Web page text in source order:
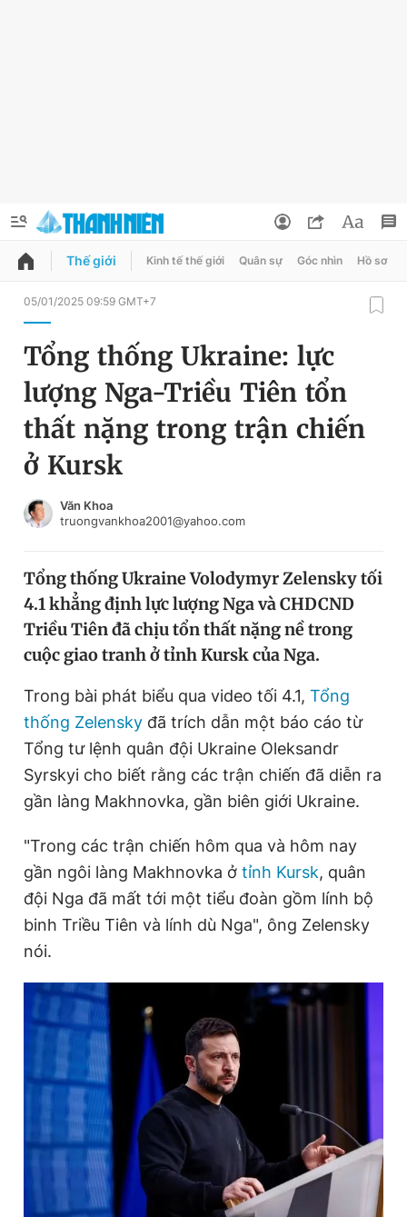
QUẢNG CÁO
Chuyên mục
Chuyên mục khác
Chào ngày mới
Tin thị trường Tin 360
Video Magazine
Sản phẩm khác
Tiện ích Bạn cần biết
Thông tin tòa soạn Liên hệ quảng cáo
Đọc Thanh Niên trên điện thoại
Theo dõi báo trên
0906 645 777
Liên hệ quảng cáo
0908 780 404
Quảng cáo RSS Tòa soạn Chính sách bảo
Tổng biên tập: Nguyễn Ngọc Toàn
Phó tổng biên tập thường trực: Hải Thành
Phó tổng biên tập: Lâm Hiếu Dũng
Phó tổng biên tập: Trần Việt Hưng
Tổng thư ký tòa soạn: Đức Trung
Đổi mật khẩu
Tin đã lưu
Tin đã xem
Thế giới Kinh tế thế giới Quân sự Góc nhìn Hồ sơ
05/01/2025 09:59 GMT+7
Tổng thống Ukraine: lực
lượng Nga-Triều Tiên tổn
thất nặng trong trận chiến
ở Kursk
Văn Khoa
truongvankhoa2001@yahoo.com
Tổng thống Ukraine Volodymyr Zelensky tối
4.1 khẳng định lực lượng Nga và CHDCND
Triều Tiên đã chịu tổn thất nặng nề trong
cuộc giao tranh ở tỉnh Kursk của Nga.
Trong bài phát biểu qua video tối 4.1, Tổng
thống Zelensky đã trích dẫn một báo cáo từ
Tổng tư lệnh quân đội Ukraine Oleksandr
Syrskyi cho biết rằng các trận chiến đã diễn ra
gần làng Makhnovka, gần biên giới Ukraine.
"Trong các trận chiến hôm qua và hôm nay
gần ngôi làng Makhnovka ở tỉnh Kursk, quân
đội Nga đã mất tới một tiểu đoàn gồm lính bộ
binh Triều Tiên và lính dù Nga", ông Zelensky
nói.